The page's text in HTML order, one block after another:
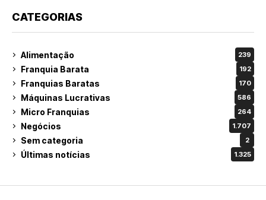
CATEGORIAS
Alimentação 239
Franquia Barata 192
Franquias Baratas 170
Máquinas Lucrativas 586
Micro Franquias 264
Negócios 1.707
Sem categoria 2
Últimas notícias 1.325